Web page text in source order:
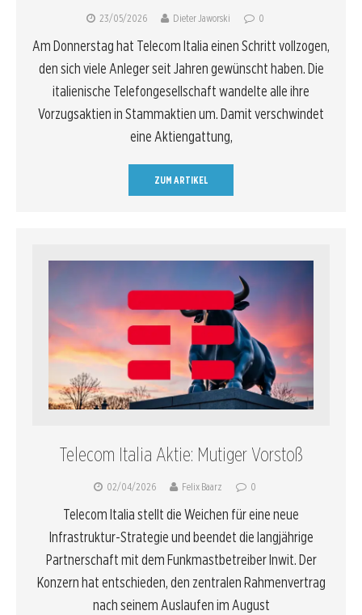
23/05/2026 Dieter Jaworski 0
Am Donnerstag hat Telecom Italia einen Schritt vollzogen,
den sich viele Anleger seit Jahren gewünscht haben. Die
italienische Telefongesellschaft wandelte alle ihre
Vorzugsaktien in Stammaktien um. Damit verschwindet
eine Aktiengattung,
ZUM ARTIKEL
Telecom Italia Aktie: Mutiger Vorstoß
02/04/2026 Felix Baarz 0
Telecom Italia stellt die Weichen für eine neue
Infrastruktur-Strategie und beendet die langjährige
Partnerschaft mit dem Funkmastbetreiber Inwit. Der
Konzern hat entschieden, den zentralen Rahmenvertrag
nach seinem Auslaufen im August